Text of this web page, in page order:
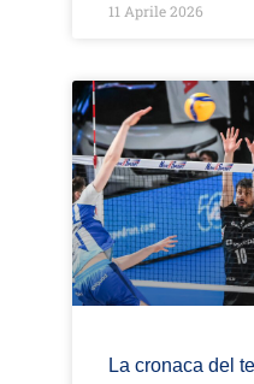
11 Aprile 2026
La cronaca del